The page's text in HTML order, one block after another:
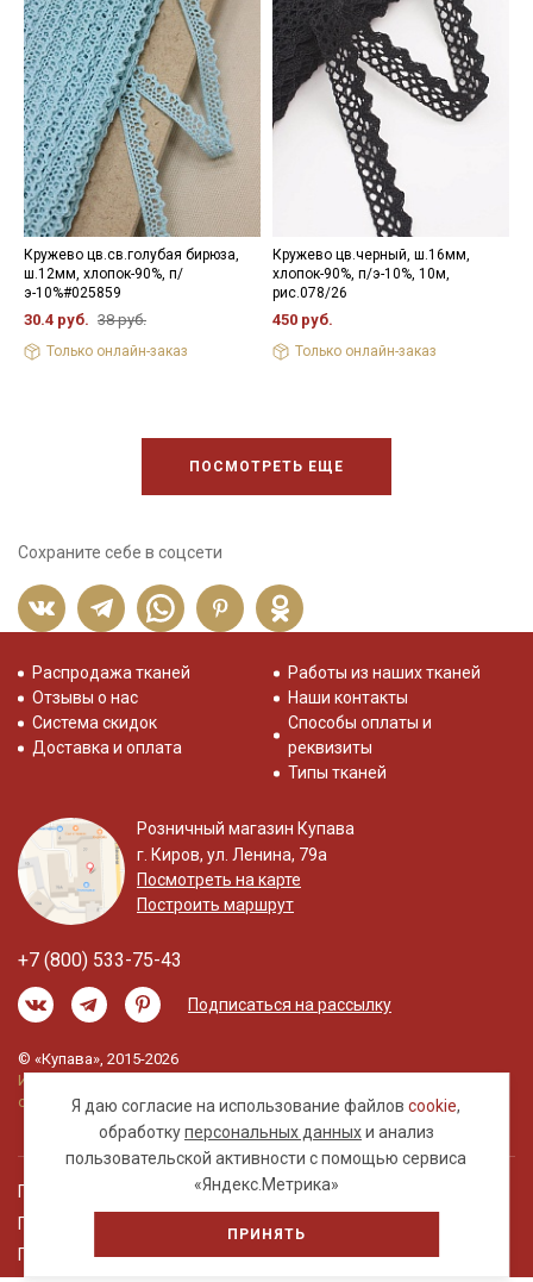
Кружево цв.св.голубая бирюза,
ш.12мм, хлопок-90%, п/
э-10%#025859
30.4 руб. 38 руб.
Только онлайн-заказ
Кружево цв.черный, ш.16мм,
хлопок-90%, п/э-10%, 10м,
рис.078/26
450 руб.
Только онлайн-заказ
ПОСМОТРЕТЬ ЕЩЕ
Сохраните себе в соцсети
Я даю согласие на использование файловcookie,
обработкуперсональных данныхи анализ
пользовательской активности с помощью сервиса
«Яндекс.Метрика»
ПРИНЯТЬ
Распродажа тканей
Отзывы о нас
Система скидок
Доставка и оплата
Работы из наших тканей
Наши контакты
Способы оплаты и
реквизиты
Типы тканей
Розничный магазин Купава
г. Киров, ул. Ленина, 79а
Посмотреть на карте
Построить маршрут
+7 (800) 533-75-43
Подписаться на рассылку
© «Купава», 2015-2026
Информация на сайте не является публичной
офертой.
Правовая информация
Политика обработки персональных данных
Пользовательское соглашение